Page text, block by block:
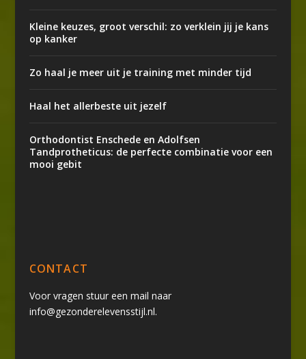
Kleine keuzes, groot verschil: zo verklein jij je kans
op kanker
Zo haal je meer uit je training met minder tijd
Haal het allerbeste uit jezelf
Orthodontist Enschede en Adolfsen
Tandprotheticus: de perfecte combinatie voor een
mooi gebit
CONTACT
Voor vragen stuur een mail naar
info@gezonderelevensstijl.nl.